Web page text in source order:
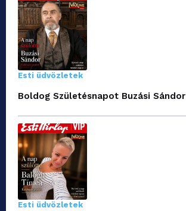
Esti üdvözletek
Boldog Születésnapot Buzási Sándor
Esti üdvözletek